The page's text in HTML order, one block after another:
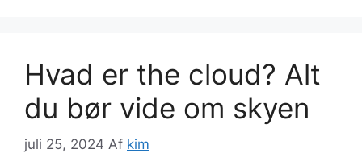
Hvad er the cloud? Alt
du bør vide om skyen
juli 25, 2024 Af kim